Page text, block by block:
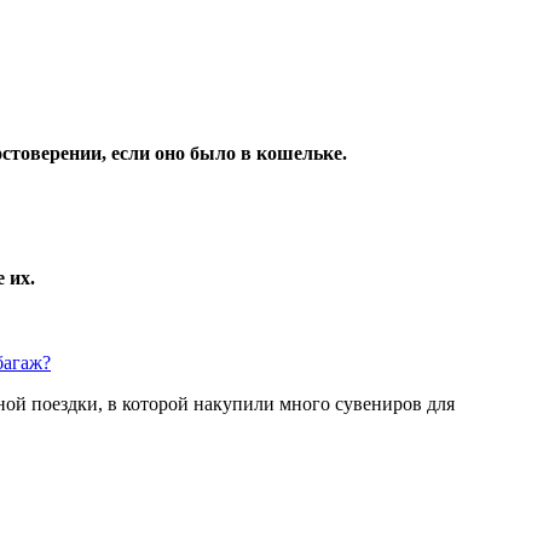
если оно было в кошельке.
их.
поездки, в которой накупили много сувениров для